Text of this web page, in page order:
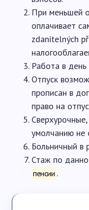
При меньшей
оплачивает
zdanitelných
Работа в
Отпуск
прописан в
право на
умолчанию не
Больничный в
Стаж по
пенсии .